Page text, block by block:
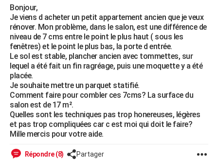
HIGH-TECH
Mobiles
Meilleur smartphone
Internet
Ordinateurs
Jeux vidéo
Guide high-tech
+BRICOLAGE
Forum
Aménagement intérieur
Extérieur
Cuisine
Salle de bains
Jardinage
Rangement
WEEK-END
Guides de France
Escapades
Patrimoine
Expositions
Musées
Week-end nature
+LIFESTYLE
Art de vivre
Bien-être
Loisirs
ModeModes de vie
SANTE
Alimentation
Guide de la santé
Maladies
Médicaments
Sommeil
VOYAGE
Destinations
City break
Voyage nature
Voyage de noces
Forum
Climat
+PHOTO
Bonjour,
Je viens d acheter un petit appartement ancien que je veux
rénover. Mon problème, dans le salon, est une différence de
niveau de 7 cms entre le point le plus haut ( sous les
fenêtres) et le point le plus bas, la porte d entrée.
Le sol est stable, plancher ancien avec tommettes, sur
lequel a été fait un fin ragréage, puis une moquette y a été
placée.
Je souhaite mettre un parquet statifié.
Comment faire pour combler ces 7cms? La surface du
salon est de 17 m².
Quelles sont les techniques pas trop honereuses, légères
et pas trop compliquées car c est moi qui doit le faire?
Mille mercis pour votre aide.
Répondre (8) Partager